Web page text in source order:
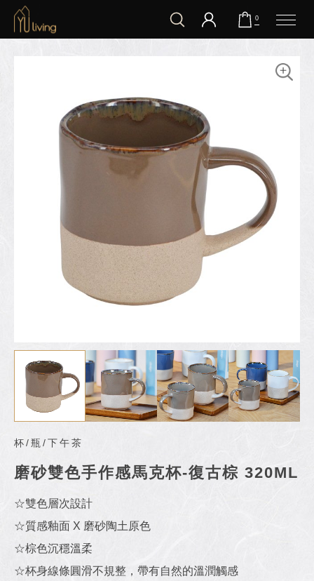
到主要內容
0
杯/瓶/下午茶
磨砂雙色手作感馬克杯-復古棕 320ML
☆雙色層次設計
☆質感釉面 X 磨砂陶土原色
☆棕色沉穩溫柔
☆杯身線條圓滑不規整，帶有自然的溫潤觸感